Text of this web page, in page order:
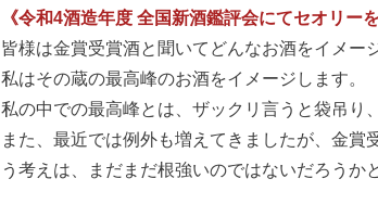
《令和4酒造年度 全国新酒鑑評会にてセオリー
皆様は金賞受賞酒と聞いてどんなお酒をイメー
私はその蔵の最高峰のお酒をイメージします。
私の中での最高峰とは、ザックリ言うと袋吊り
また、最近では例外も増えてきましたが、金
う考えは、まだまだ根強いのではないだろうか